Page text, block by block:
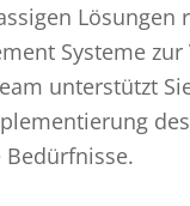
Lösungen
Systeme zur
unterstützt
Bedürfnisse.